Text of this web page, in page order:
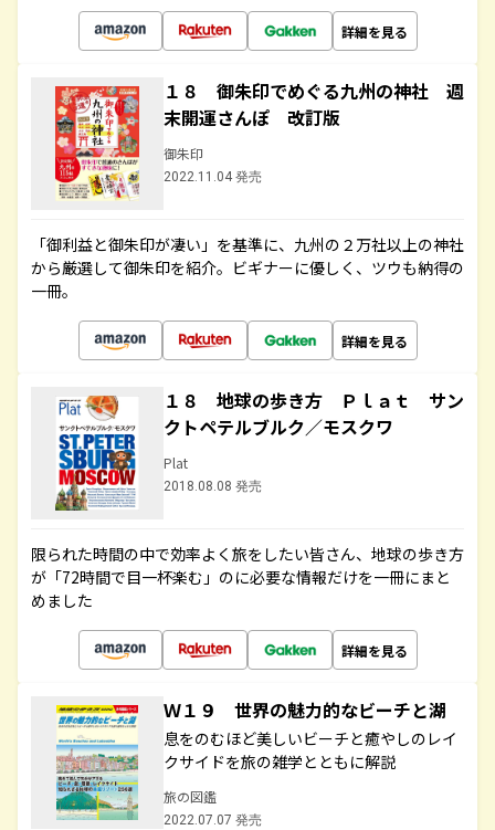
詳細を見る
１８ 御朱印でめぐる九州の神社 週
末開運さんぽ 改訂版
御朱印
2022.11.04 発売
「御利益と御朱印が凄い」を基準に、九州の２万社以上の神社
から厳選して御朱印を紹介。ビギナーに優しく、ツウも納得の
一冊。
詳細を見る
１８ 地球の歩き方 Ｐｌａｔ サン
クトペテルブルク／モスクワ
Plat
2018.08.08 発売
限られた時間の中で効率よく旅をしたい皆さん、地球の歩き方
が「72時間で目一杯楽む」のに必要な情報だけを一冊にまと
めました
詳細を見る
Ｗ１９ 世界の魅力的なビーチと湖
息をのむほど美しいビーチと癒やしのレイ
クサイドを旅の雑学とともに解説
旅の図鑑
2022.07.07 発売